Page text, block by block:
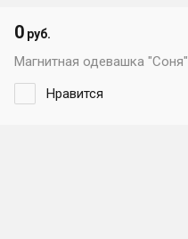
Магнитная одевашка "Соня"
0 руб.
Нравится